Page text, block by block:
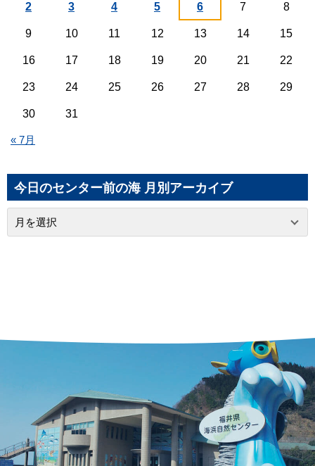
« 7月
2 3 4 5 6 7 8
9 10 11 12 13 14 15
16 17 18 19 20 21 22
23 24 25 26 27 28 29
30 31
今日のセンター前の海 月別アーカイブ